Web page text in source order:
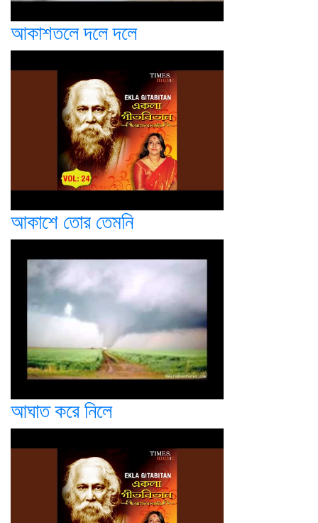
আকাশতলে দলে দলে
আকাশে তোর তেমনি
আঘাত করে নিলে